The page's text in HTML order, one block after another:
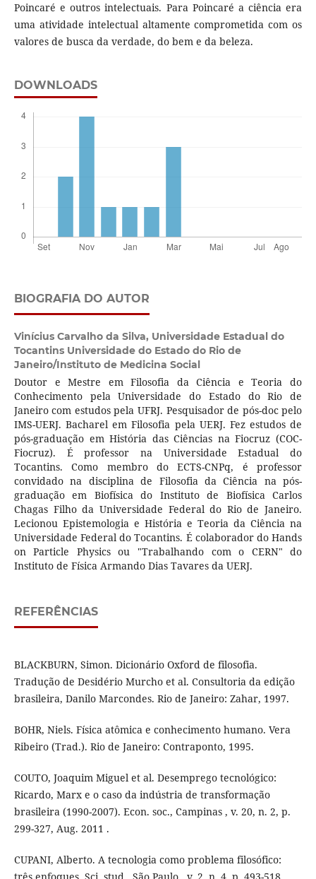
Poincaré e outros intelectuais. Para Poincaré a ciência era
uma atividade intelectual altamente comprometida com os
valores de busca da verdade, do bem e da beleza.
DOWNLOADS
BIOGRAFIA DO AUTOR
Vinícius Carvalho da Silva, Universidade Estadual do
Tocantins Universidade do Estado do Rio de
Janeiro/Instituto de Medicina Social
Doutor e Mestre em Filosofia da Ciência e Teoria do
Conhecimento pela Universidade do Estado do Rio de
Janeiro com estudos pela UFRJ. Pesquisador de pós-doc pelo
IMS-UERJ. Bacharel em Filosofia pela UERJ. Fez estudos de
pós-graduação em História das Ciências na Fiocruz (COC-
Fiocruz). É professor na Universidade Estadual do
Tocantins. Como membro do ECTS-CNPq, é professor
convidado na disciplina de Filosofia da Ciência na pós-
graduação em Biofísica do Instituto de Biofísica Carlos
Chagas Filho da Universidade Federal do Rio de Janeiro.
Lecionou Epistemologia e História e Teoria da Ciência na
Universidade Federal do Tocantins. É colaborador do Hands
on Particle Physics ou "Trabalhando com o CERN" do
Instituto de Física Armando Dias Tavares da UERJ.
REFERÊNCIAS
BLACKBURN, Simon. Dicionário Oxford de filosofia.
Tradução de Desidério Murcho et al. Consultoria da edição
brasileira, Danilo Marcondes. Rio de Janeiro: Zahar, 1997.
BOHR, Niels. Física atômica e conhecimento humano. Vera
Ribeiro (Trad.). Rio de Janeiro: Contraponto, 1995.
COUTO, Joaquim Miguel et al. Desemprego tecnológico:
Ricardo, Marx e o caso da indústria de transformação
brasileira (1990-2007). Econ. soc., Campinas , v. 20, n. 2, p.
299-327, Aug. 2011 .
CUPANI, Alberto. A tecnologia como problema filosófico: